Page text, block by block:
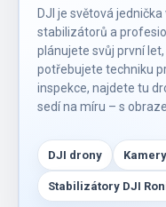
DJI je světová
stabilizátorů a
plánujete svůj první
potřebujete techniku
inspekce, najdete tu
sedí na míru – s
DJI drony
Stabilizátory DJI